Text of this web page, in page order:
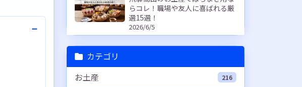
−
らコレ！職場や友人に喜ばれる厳
選15選！
2026/6/5
カテゴリ
お土産
216